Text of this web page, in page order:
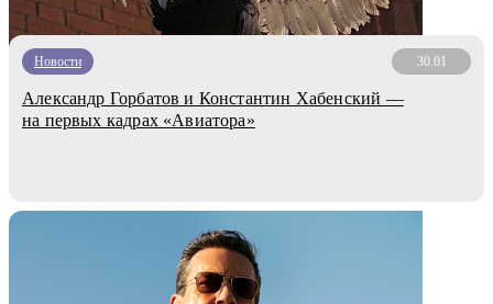
Новости 30.01
Александр Горбатов и Константин Хабенский —
на первых кадрах «Авиатора»